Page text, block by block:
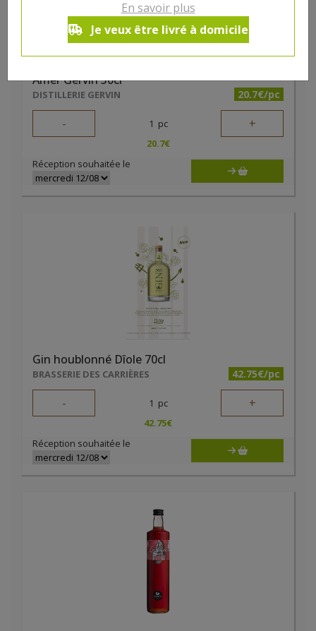
En savoir plus
Je veux être livré à domicile
Amer Gervin 50cl
DISTILLERIE GERVIN 20.7€/pc
- 1 pc +
20.7€
Réception souhaitée le
Gin houblonné Dîole 70cl
BRASSERIE DES CARRIÈRES 42.75€/pc
- 1 pc +
42.75€
Réception souhaitée le